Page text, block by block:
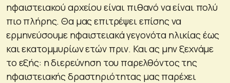
ηφαιστειακού αρχείου είναι πιθανό να είναι πολύ
πιο πλήρης. Θα μας επιτρέψει επίσης να
ερμηνεύσουμε ηφαιστειακά γεγονότα ηλικίας έως
και εκατομμυρίων ετών πριν. Και ας μην ξεχνάμε
το εξής: η διερεύνηση του παρελθόντος της
ηφαιστειακής δραστηριότητας μας παρέχει